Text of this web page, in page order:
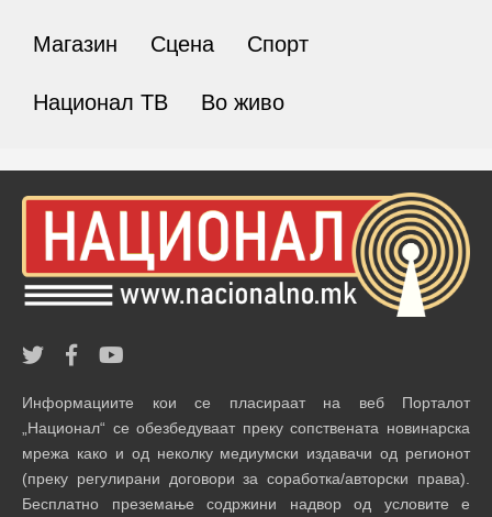
Магазин Сцена Спорт
Национал ТВ Во живо
Информациите кои се пласираат на веб Порталот
„Национал“ се обезбедуваат преку сопствената новинарска
мрежа како и од неколку медиумски издавачи од регионот
(преку регулирани договори за соработка/авторски права).
Бесплатно преземање содржини надвор од условите е